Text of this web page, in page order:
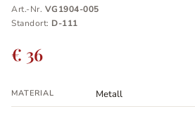
Art.-Nr. VG1904-005
Standort: D-111
€ 36
MATERIAL Metall